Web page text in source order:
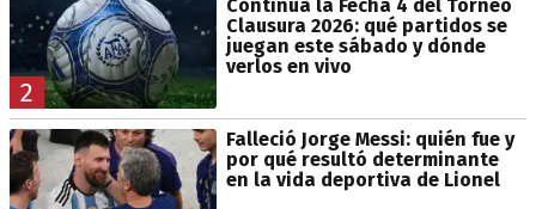
2
Continúa la Fecha 4 del Torneo
Clausura 2026: qué partidos se
juegan este sábado y dónde
verlos en vivo
Falleció Jorge Messi: quién fue y
por qué resultó determinante
en la vida deportiva de Lionel